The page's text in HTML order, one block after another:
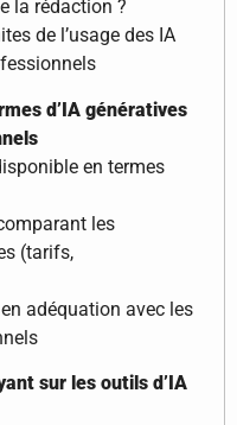
la rédaction ?
de l’usage des IA
d’IA génératives
en termes
les
(tarifs,
adéquation avec les
sur les outils d’IA